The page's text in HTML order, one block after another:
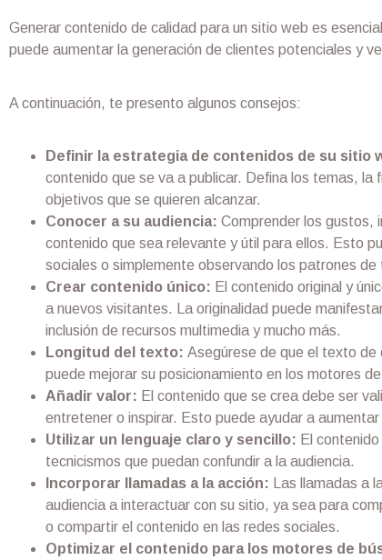
Generar contenido de calidad para un sitio web es
puede aumentar la generación de clientes potenciales y
A continuación, te presento algunos consejos:
Definir la estrategia de contenidos de su sitio
contenido que se va a publicar. Defina los temas, la
objetivos que se quieren alcanzar.
Conocer a su audiencia: Comprender los gustos,
contenido que sea relevante y útil para ellos. Esto
sociales o simplemente observando los patrones de
Crear contenido único: El contenido original y
a nuevos visitantes. La originalidad puede
inclusión de recursos multimedia y mucho más.
Longitud del texto: Asegúrese de que el texto de
puede mejorar su posicionamiento en los motores
Añadir valor: El contenido que se crea debe ser
entretener o inspirar. Esto puede ayudar a
Utilizar un lenguaje claro y sencillo: El
tecnicismos que puedan confundir a la audiencia.
Incorporar llamadas a la acción: Las llamadas a
audiencia a interactuar con su sitio, ya sea para
o compartir el contenido en las redes sociales.
Optimizar el contenido para los motores de